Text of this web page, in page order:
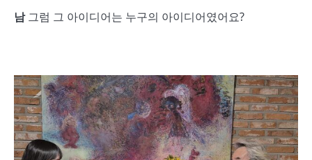
남그럼 그 아이디어는 누구의 아이디어였어요?